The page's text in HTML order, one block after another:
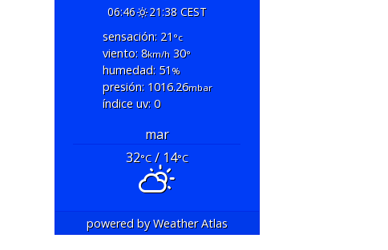
06:46
21:38 CEST
sensación: 21 °c
viento: 8km/h30°
humedad: 51 %
presión: 1016.26mbar
índice uv: 0
mar
32°C/ 14°C
powered byWeather Atlas